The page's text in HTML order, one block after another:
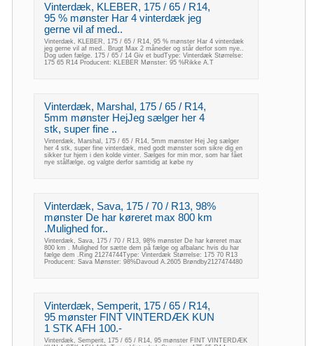
Vinterdæk, KLEBER, 175 / 65 / R14,
95 % mønster Har 4 vinterdæk jeg
gerne vil af med..
Vinterdæk, KLEBER, 175 / 65 / R14, 95 % mønster Har 4 vinterdæk
jeg gerne vil af med.. Brugt Max 2 måneder og står derfor som nye..
Dog uden fælge. 175 / 65 / 14 Giv et budType: Vinterdæk Størrelse:
175 65 R14 Producent: KLEBER Mønster: 95 %Rikke A.T
Vinterdæk, Marshal, 175 / 65 / R14,
5mm mønster HejJeg sælger her 4
stk, super fine ..
Vinterdæk, Marshal, 175 / 65 / R14, 5mm mønster Hej Jeg sælger
her 4 stk, super fine vinterdæk, med godt mønster som sikre dig en
sikker tur hjem i den kolde vinter. Sælges for min mor, som har fået
nye stålfælge, og valgte derfor samtidig at købe ny
Vinterdæk, Sava, 175 / 70 / R13, 98%
mønster De har køreret max 800 km
.Mulighed for..
Vinterdæk, Sava, 175 / 70 / R13, 98% mønster De har køreret max
800 km . Mulighed for sætte dem på fælge og afbalanc hvis du har
fælge dem .Ring 21274744Type: Vinterdæk Størrelse: 175 70 R13
Producent: Sava Mønster: 98%Davoud A.2605 Brøndby2127474480
Vinterdæk, Semperit, 175 / 65 / R14,
95 mønster FINT VINTERDÆK KUN
1 STK AFH 100.-
Vinterdæk, Semperit, 175 / 65 / R14, 95 mønster FINT VINTERDÆK